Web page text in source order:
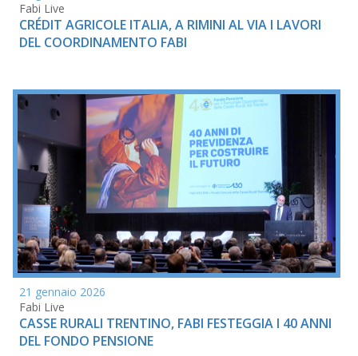
Fabi Live
CRÉDIT AGRICOLE ITALIA, A RIMINI AL VIA I LAVORI
DEL COORDINAMENTO FABI
21 gennaio 2026
Fabi Live
CASSE RURALI TRENTINO, FABI FESTEGGIA I 40 ANNI
DEL FONDO PENSIONE